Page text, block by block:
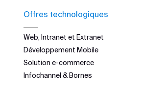
Offres technologiques
Web, Intranet et Extranet
Développement Mobile
Solution e-commerce
Infochannel & Bornes